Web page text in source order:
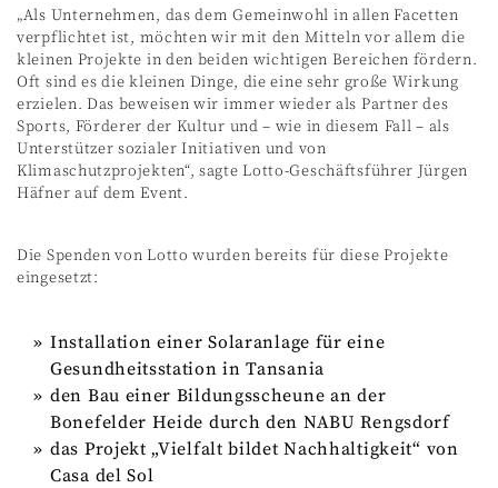
„Als Unternehmen, das dem Gemeinwohl in allen Facetten
verpflichtet ist, möchten wir mit den Mitteln vor allem die
kleinen Projekte in den beiden wichtigen Bereichen fördern.
Oft sind es die kleinen Dinge, die eine sehr große Wirkung
erzielen. Das beweisen wir immer wieder als Partner des
Sports, Förderer der Kultur und – wie in diesem Fall – als
Unterstützer sozialer Initiativen und von
Klimaschutzprojekten“, sagte Lotto-Geschäftsführer Jürgen
Häfner auf dem Event.
Die Spenden von Lotto wurden bereits für diese Projekte
eingesetzt:
Installation einer Solaranlage für eine
Gesundheitsstation in Tansania
den Bau einer Bildungsscheune an der
Bonefelder Heide durch den NABU Rengsdorf
das Projekt „Vielfalt bildet Nachhaltigkeit“ von
Casa del Sol